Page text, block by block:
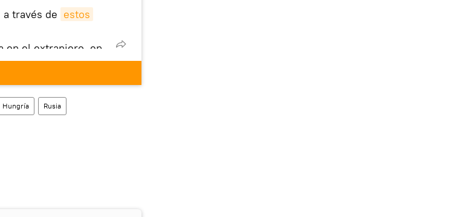
través de estos
en el extranjero, en
en tu dispositivo
rusa VK .
Hungría Rusia